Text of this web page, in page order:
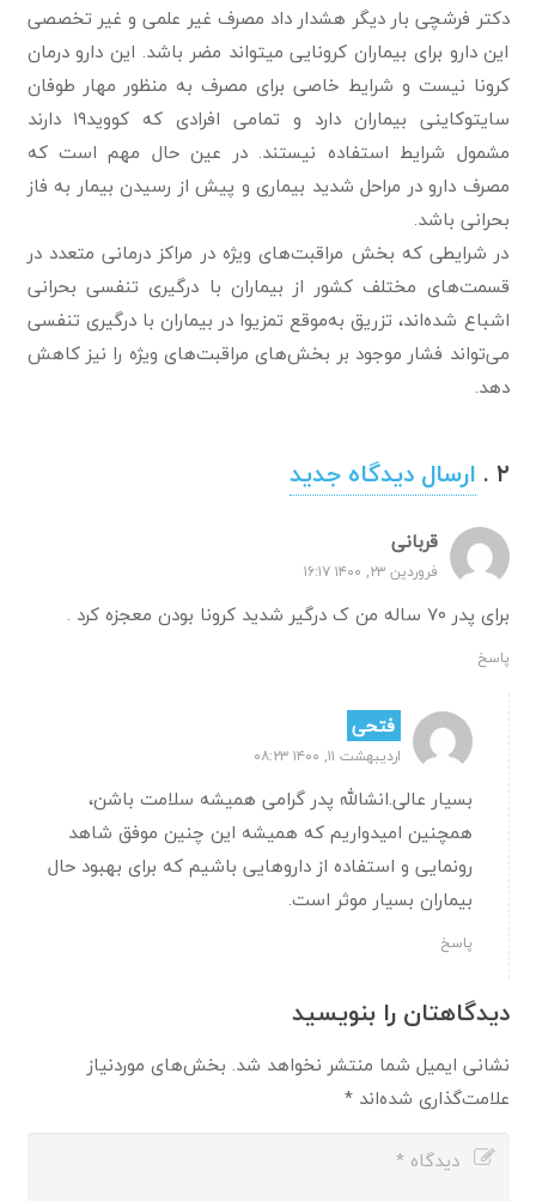
دکتر فرشچی بار دیگر هشدار داد مصرف غیر علمی و غیر تخصصی
این دارو برای بیماران کرونایی میتواند مضر باشد. این دارو درمان
کرونا نیست و شرایط خاصی برای مصرف به منظور مهار طوفان
سایتوکاینی بیماران دارد و تمامی افرادی که کووید۱۹ دارند
مشمول شرایط استفاده نیستند. در عین حال مهم است که
مصرف دارو در مراحل شدید بیماری و پیش از رسیدن بیمار به فاز
بحرانی باشد.
در شرایطی که بخش مراقبت‌های ویژه در مراکز درمانی متعدد در
قسمت‌های مختلف کشور از بیماران با درگیری تنفسی بحرانی
اشباع شده‌اند، تزریق به‌موقع تمزیوا در بیماران با درگیری تنفسی
می‌تواند فشار موجود بر بخش‌های مراقبت‌های ویژه را نیز کاهش
دهد.
۲ دیدگاه. ارسال دیدگاه جدید
قربانی
فروردین ۲۳, ۱۴۰۰ ۱۶:۱۷
برای پدر ۷۰ ساله من ک درگیر شدید کرونا بودن معجزه کرد .
پاسخ
فتحی
اردیبهشت ۱۱, ۱۴۰۰ ۰۸:۲۳
بسیار عالی.انشالله پدر گرامی همیشه سلامت باشن،
همچنین امیدواریم که همیشه این چنین موفق شاهد
رونمایی و استفاده از داروهایی باشیم که برای بهبود حال
بیماران بسیار موثر است.
پاسخ
دیدگاهتان را بنویسید
نشانی ایمیل شما منتشر نخواهد شد. بخش‌های موردنیاز
علامت‌گذاری شده‌اند*